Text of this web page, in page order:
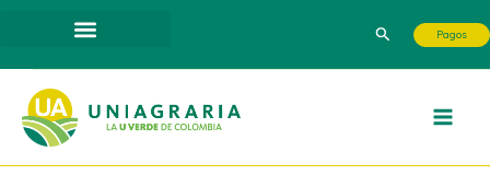
contenido
Buscar Pagos